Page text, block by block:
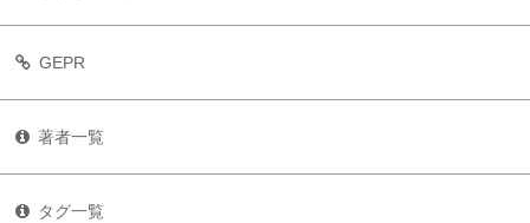
GEPR
著者一覧
タグ一覧